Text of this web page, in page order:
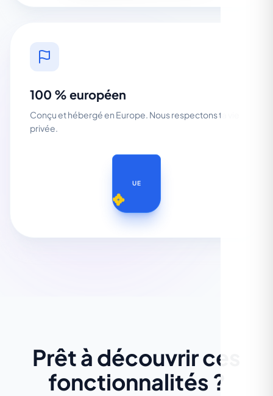
100 % européen
Conçu et hébergé en Europe. Nous respectons ta vie
privée.
UE
Prêt à découvrir ces
fonctionnalités ?